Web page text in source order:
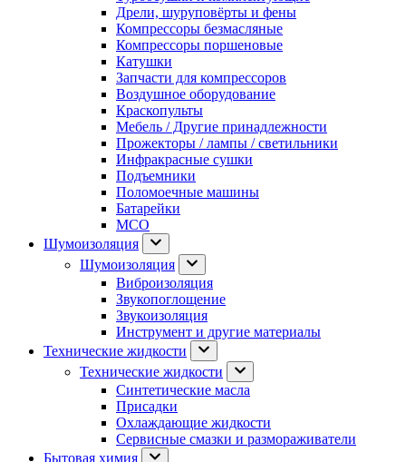
Дрели, шуруповёрты и фены
Компрессоры безмасляные
Компрессоры поршеновые
Катушки
Запчасти для компрессоров
Воздушное оборудование
Краскопульты
Мебель / Другие принадлежности
Прожекторы / лампы / светильники
Инфракрасные сушки
Подъемники
Поломоечные машины
Батарейки
МСО
Шумоизоляция
Шумоизоляция
Виброизоляция
Звукопоглощение
Звукоизоляция
Инструмент и другие материалы
Технические жидкости
Технические жидкости
Синтетические масла
Присадки
Охлаждающие жидкости
Сервисные смазки и размораживатели
Бытовая химия